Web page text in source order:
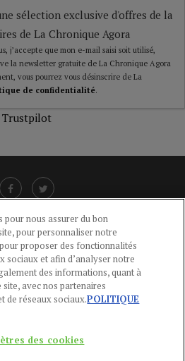
sélection exclusive d'offres de la
de La Chronique Agora
j’accepte que mon e-mail saisi soit utilisé,
la newsletter gratuite de La Chronique Agora
vous pourrez vous désinscrire de La
de confidentialité.
Trustpilot
-POLITIQUE DES COOKIES
LÉGALES -AIDE
CONTACT
01 44 59 91 11
Vendredi, 9h-13h et 14h-17h
pour nous assurer du bon
pour personnaliser notre
proposer des fonctionnalités
sociaux et afin d’analyser notre
des informations, quant à
avec nos partenaires
de réseaux sociaux.POLITIQUE
des cookies